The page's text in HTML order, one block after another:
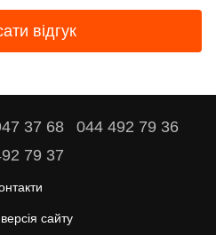
відгук
37 68
044 492 79 36
79 37
сайту